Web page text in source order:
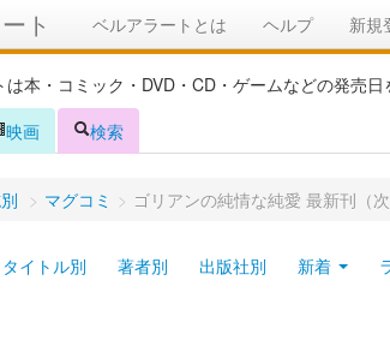
ト ベルアラートとは ヘルプ 新規
は本・コミック・DVD・CD・ゲームなどの発売
映画 検索
> マグコミ > ゴリアンの純情な純愛 最新刊（
タイトル別 著者別 出版社別 新着